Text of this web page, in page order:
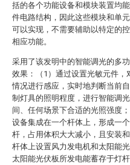
括的各个功能设备和模块装置均
件电路结构，因此这些模块和单
可以实现，不需要辅助以特定的
相应功能。
采用了该发明中的智能调光的多
效果：（1）通过设置光敏元件，
情况进行感应，实时地判断当前
制灯具的照明程度，进行智能调
间、任何场景下合适的光照强度
设备集成在一个杆体上，形成一
杆，占用体积大大减小，且安装
杆体上设置风力发电机和太阳能
太阳能光伏板所发电能蓄存于灯